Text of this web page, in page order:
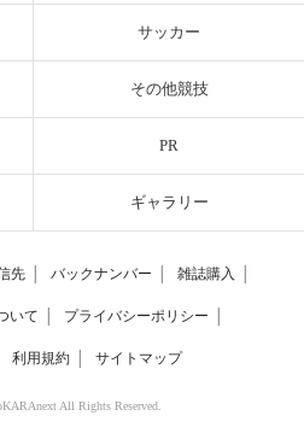
サッカー
その他競技
PR
ギャラリー
先 バックナンバー 雑誌購入
いて プライバシーポリシー
利用規約 サイトマップ
All Rights Reserved.